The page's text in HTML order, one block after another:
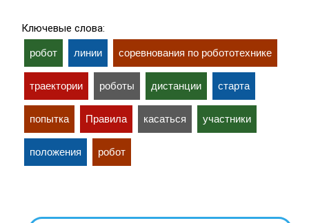
Ключевые слова:
робот линии соревнования по робототехнике
траектории роботы дистанции старта
попытка Правила касаться участники
положения робот